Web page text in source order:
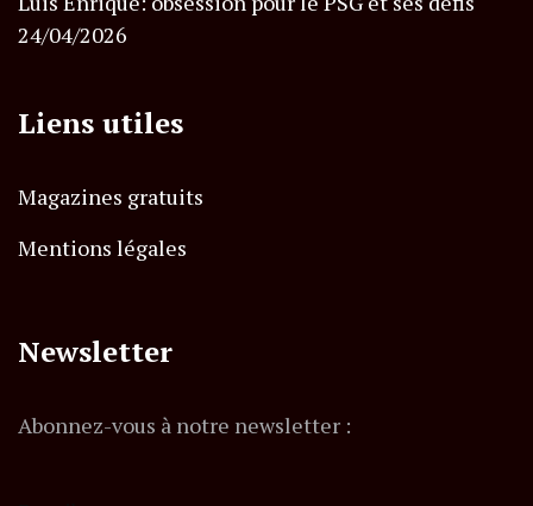
24/04/2026
Liens utiles
Magazines gratuits
Mentions légales
Newsletter
Abonnez-vous à notre newsletter :